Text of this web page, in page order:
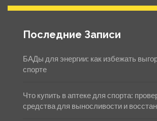
Последние Записи
БАДы для энергии: как избежать
спорте
Что купить в аптеке для спорта:
средства для выносливости и